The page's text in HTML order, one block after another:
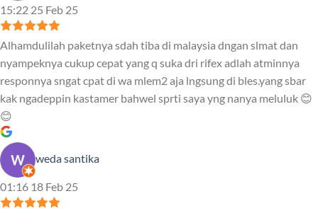
15:22 25 Feb 25
Alhamdulilah paketnya sdah tiba di malaysia dngan slmat dan
nyampeknya cukup cepat yang q suka dri rifex adlah atminnya
responnya sngat cpat di wa mlem2 aja lngsung di bles.yang sbar
kak ngadeppin kastamer bahwel sprti saya yng nanya meluluk 😊
😊
weda santika
01:16 18 Feb 25